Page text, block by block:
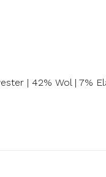
| 42% Wol | 7%